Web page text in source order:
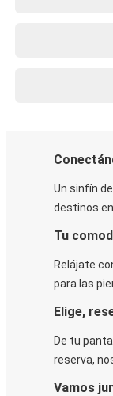
Un sinfín
destinos
Tu
Relájate
para las
Elige,
De tu
reserva,
Vamos